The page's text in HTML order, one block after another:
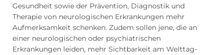
Gesundheit sowie der Prävention, Diagnostik und
Therapie von neurologischen Erkrankungen mehr
Aufmerksamkeit schenken. Zudem sollen jene, die an
einer neurologischen oder psychiatrischen
Erkrankungen leiden, mehr Sichtbarkeit am Welttag-